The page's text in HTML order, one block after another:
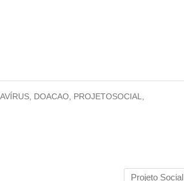
DOACAO PROJETOSOCIAL
Projeto Social